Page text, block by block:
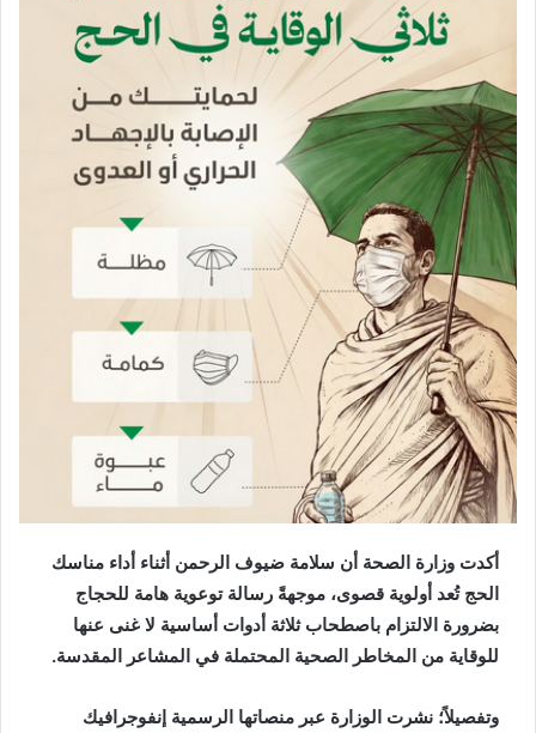
أكدت وزارة الصحة أن سلامة ضيوف الرحمن أثناء أداء مناسك
الحج تُعد أولوية قصوى، موجهةً رسالة توعوية هامة للحجاج
بضرورة الالتزام باصطحاب ثلاثة أدوات أساسية لا غنى عنها
للوقاية من المخاطر الصحية المحتملة في المشاعر المقدسة.
وتفصيلاً؛ نشرت الوزارة عبر منصاتها الرسمية إنفوجرافيك